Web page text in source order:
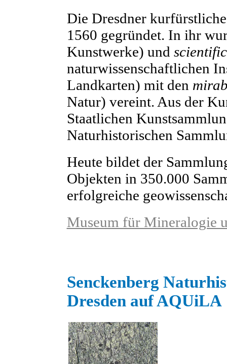
Die Dresdner
1560 gegründet. In ihr
Kunstwerke) und
naturwissenschaftlichen
Landkarten) mit den
Natur) vereint. Aus der
Staatlichen
Naturhistorischen
Heute bildet der
Objekten in 350.000
erfolgreiche
Museum für Mineralogie
Senckenberg
Dresden auf AQUiLA